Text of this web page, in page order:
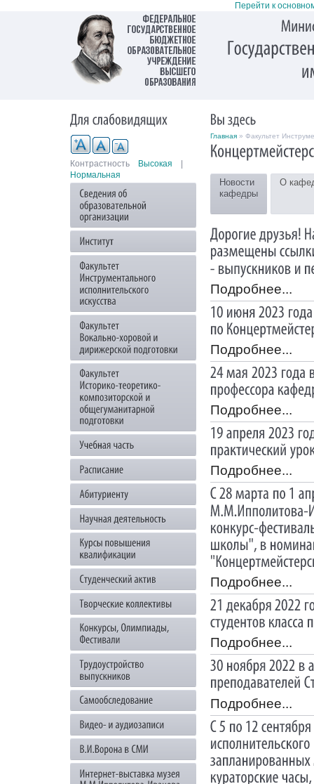
Перейти к
Контрастность Высокая
Нормальная
Главная » Факультет
Новости
кафедры
О
Подробнее...
Подробнее...
Подробнее...
Подробнее...
Подробнее...
Подробнее...
Подробнее...